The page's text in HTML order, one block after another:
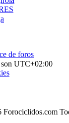
de foros
UTC+02:00